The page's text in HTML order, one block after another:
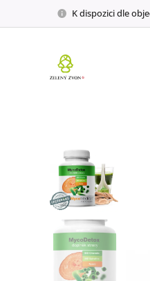
K dispozici dle